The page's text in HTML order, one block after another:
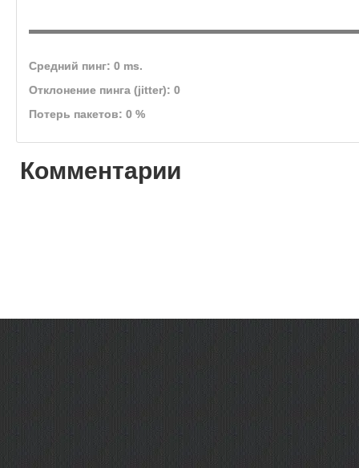
Средний пинг: 0 ms.
Отклонение пинга (jitter): 0
Потерь пакетов: 0 %
Комментарии